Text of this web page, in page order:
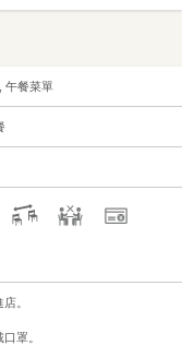
午餐菜單
。
罩。